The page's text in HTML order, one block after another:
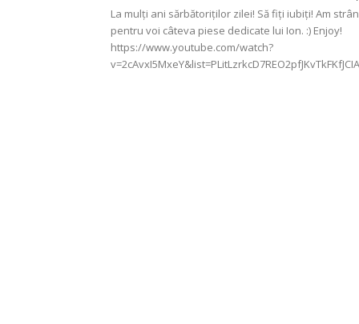
La mulți ani sărbătoriților zilei! Să fiți iubiți! Am
pentru voi câteva piese dedicate lui Ion. :) Enjoy!
https://www.youtube.com/watch?